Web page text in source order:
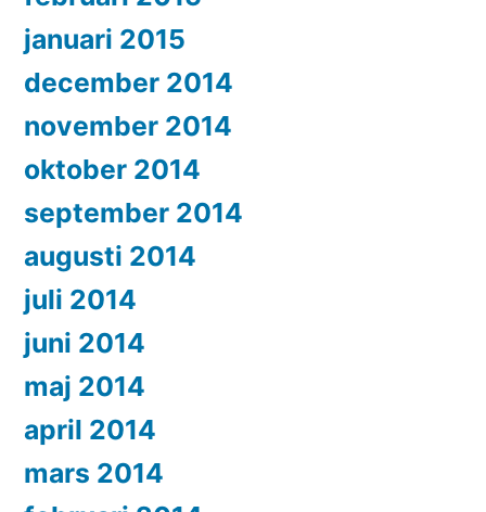
januari 2015
december 2014
november 2014
oktober 2014
september 2014
augusti 2014
juli 2014
juni 2014
maj 2014
april 2014
mars 2014